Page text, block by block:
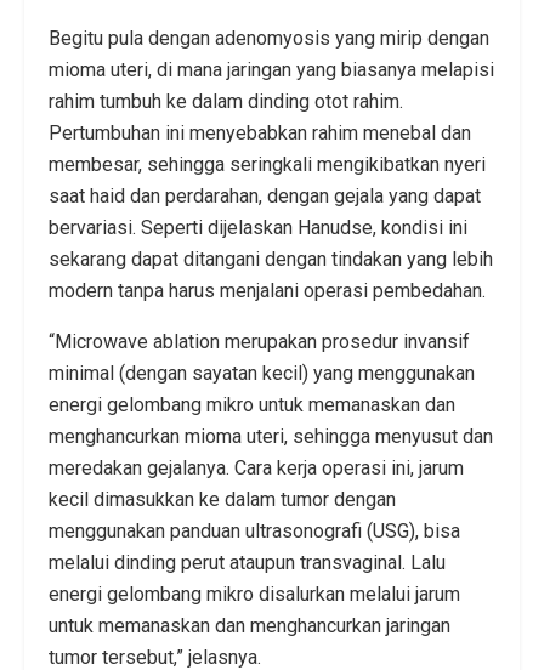
Begitu pula dengan adenomyosis yang mirip dengan
mioma uteri, di mana jaringan yang biasanya melapisi
rahim tumbuh ke dalam dinding otot rahim.
Pertumbuhan ini menyebabkan rahim menebal dan
membesar, sehingga seringkali mengikibatkan nyeri
saat haid dan perdarahan, dengan gejala yang dapat
bervariasi. Seperti dijelaskan Hanudse, kondisi ini
sekarang dapat ditangani dengan tindakan yang lebih
modern tanpa harus menjalani operasi pembedahan.
“Microwave ablation merupakan prosedur invansif
minimal (dengan sayatan kecil) yang menggunakan
energi gelombang mikro untuk memanaskan dan
menghancurkan mioma uteri, sehingga menyusut dan
meredakan gejalanya. Cara kerja operasi ini, jarum
kecil dimasukkan ke dalam tumor dengan
menggunakan panduan ultrasonografi (USG), bisa
melalui dinding perut ataupun transvaginal. Lalu
energi gelombang mikro disalurkan melalui jarum
untuk memanaskan dan menghancurkan jaringan
tumor tersebut,” jelasnya.